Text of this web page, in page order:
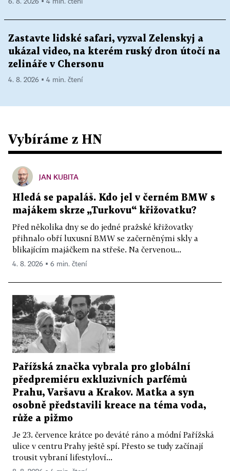
6. 8. 2026 ▪ 4 min. čtení
Zastavte lidské safari, vyzval Zelenskyj a
ukázal video, na kterém ruský dron útočí na
zelináře v Chersonu
4. 8. 2026 ▪ 4 min. čtení
Vybíráme z HN
JAN KUBITA
Hledá se papaláš. Kdo jel v černém BMW s
majákem skrze „Turkovu“ křižovatku?
Před několika dny se do jedné pražské křižovatky
přihnalo obří luxusní BMW se začerněnými skly a
blikajícím majáčkem na střeše. Na červenou...
4. 8. 2026 ▪ 6 min. čtení
Pařížská značka vybrala pro globální
předpremiéru exkluzivních parfémů
Prahu, Varšavu a Krakov. Matka a syn
osobně představili kreace na téma voda,
růže a pižmo
Je 23. července krátce po deváté ráno a módní Pařížská
ulice v centru Prahy ještě spí. Přesto se tudy začínají
trousit vybraní lifestyloví...